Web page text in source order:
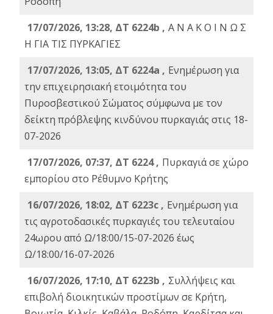
17/07/2026, 13:28, ΔΤ 6224b , Α Ν Α Κ Ο Ι Ν Ω Σ
Η ΓΙΑ ΤΙΣ ΠΥΡΚΑΓΙΕΣ
17/07/2026, 13:05, ΔΤ 6224a , Ενημέρωση για
την επιχειρησιακή ετοιμότητα του
Πυροσβεστικού Σώματος σύμφωνα με τον
δείκτη πρόβλεψης κινδύνου πυρκαγιάς στις 18-
07-2026
17/07/2026, 07:37, ΔΤ 6224 , Πυρκαγιά σε χώρο
εμπορίου στο Ρέθυμνο Κρήτης
16/07/2026, 18:02, ΔΤ 6223c , Ενημέρωση για
τις αγροτοδασικές πυρκαγιές του τελευταίου
24ωρου από Ω/18:00/15-07-2026 έως
Ω/18:00/16-07-2026
16/07/2026, 17:10, ΔΤ 6223b , Συλλήψεις και
επιβολή διοικητικών προστίμων σε Κρήτη,